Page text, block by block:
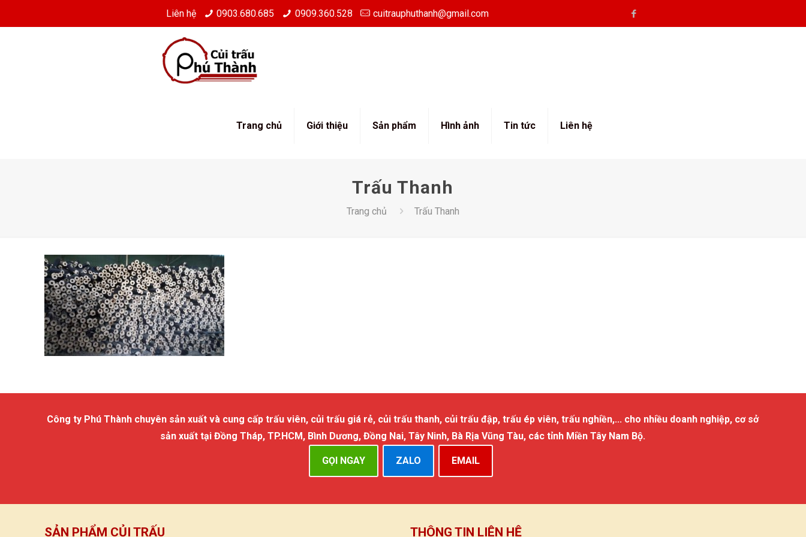
Liên hệ 0903.680.685 0909.360.528 cuitrauphuthanh@gmail.com
Trang chủ Giới thiệu Sản phẩm Hình ảnh Tin tức Liên hệ
Trấu Thanh
Trang chủ Trấu Thanh
Công ty Phú Thành chuyên sản xuất và cung cấp trấu viên, củi trấu giá rẻ, củi trấu thanh, củi trấu đập, trấu ép viên, trấu nghiền,... cho nhiều doanh nghiệp, cơ sở
sản xuất tại Đồng Tháp, TP.HCM, Bình Dương, Đồng Nai, Tây Ninh, Bà Rịa Vũng Tàu, các tỉnh Miền Tây Nam Bộ.
GỌI NGAY ZALO EMAIL
SẢN PHẨM CỦI TRẤU THÔNG TIN LIÊN HỆ